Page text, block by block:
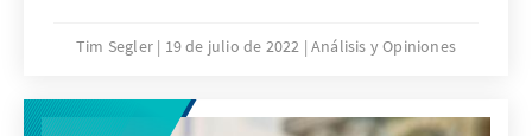
„Andersdenkende“ oder nichtstaatliche
Bauarbeiter, Rechtsanwältinnen und -
Tim Segler 19 de julio de 2022 Análisis y Opiniones